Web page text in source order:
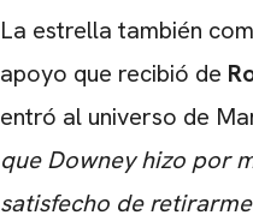
La estrella también
apoyo que recibió de
entró al universo de
que Downey hizo por
satisfecho de